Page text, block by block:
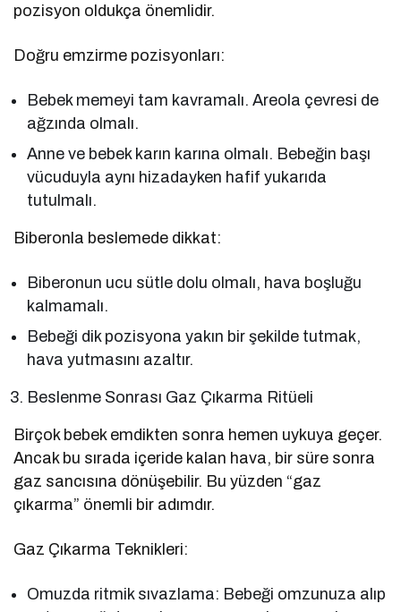
pozisyon oldukça önemlidir.
Doğru emzirme pozisyonları:
Bebek memeyi tam kavramalı. Areola çevresi de
ağzında olmalı.
Anne ve bebek karın karına olmalı. Bebeğin başı
vücuduyla aynı hizadayken hafif yukarıda
tutulmalı.
Biberonla beslemede dikkat:
Biberonun ucu sütle dolu olmalı, hava boşluğu
kalmamalı.
Bebeği dik pozisyona yakın bir şekilde tutmak,
hava yutmasını azaltır.
Beslenme Sonrası Gaz Çıkarma Ritüeli
Birçok bebek emdikten sonra hemen uykuya geçer.
Ancak bu sırada içeride kalan hava, bir süre sonra
gaz sancısına dönüşebilir. Bu yüzden “gaz
çıkarma” önemli bir adımdır.
Gaz Çıkarma Teknikleri:
Omuzda ritmik sıvazlama: Bebeği omzunuza alıp